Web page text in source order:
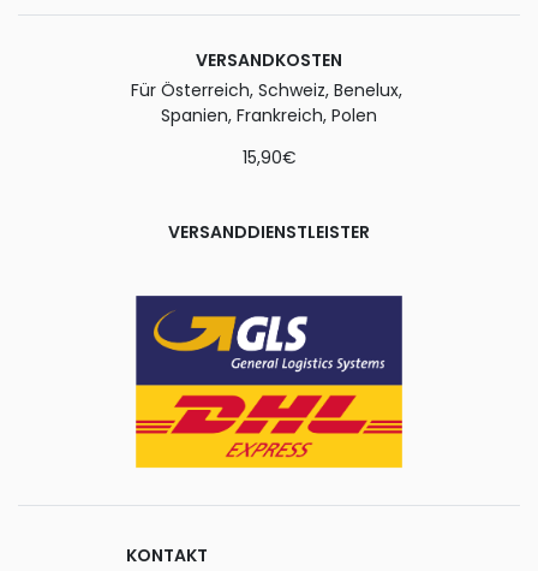
VERSANDKOSTEN
Für Österreich, Schweiz, Benelux,
Spanien, Frankreich, Polen
15,90€
VERSANDDIENSTLEISTER
KONTAKT